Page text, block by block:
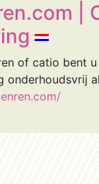
|
of catio bent
onderhoudsvrij